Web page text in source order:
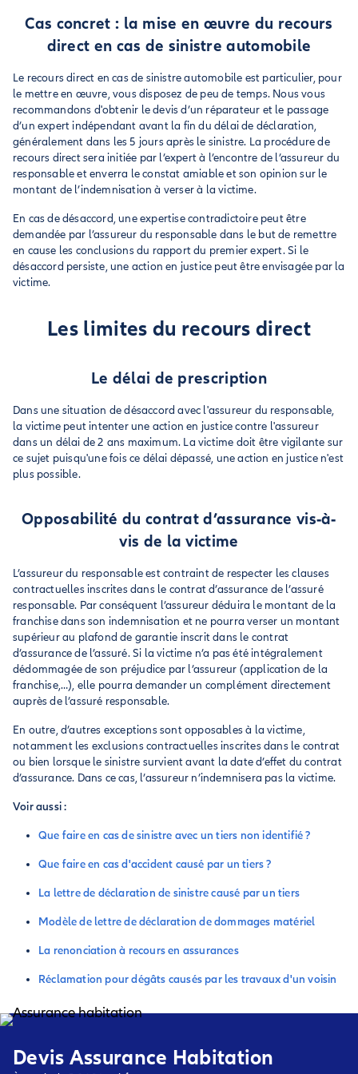
Cas concret : la mise en œuvre du recours
direct en cas de sinistre automobile
Le recours direct en cas de sinistre automobile est particulier, pour
le mettre en œuvre, vous disposez de peu de temps. Nous vous
recommandons d'obtenir le devis d’un réparateur et le passage
d’un expert indépendant avant la fin du délai de déclaration,
généralement dans les 5 jours après le sinistre. La procédure de
recours direct sera initiée par l’expert à l’encontre de l’assureur du
responsable et enverra le constat amiable et son opinion sur le
montant de l’indemnisation à verser à la victime.
En cas de désaccord, une expertise contradictoire peut être
demandée par l’assureur du responsable dans le but de remettre
en cause les conclusions du rapport du premier expert. Si le
désaccord persiste, une action en justice peut être envisagée par la
victime.
Les limites du recours direct
Le délai de prescription
Dans une situation de désaccord avec l'assureur du responsable,
la victime peut intenter une action en justice contre l'assureur
dans un délai de 2 ans maximum. La victime doit être vigilante sur
ce sujet puisqu'une fois ce délai dépassé, une action en justice n'est
plus possible.
Opposabilité du contrat d’assurance vis-à-
vis de la victime
L’assureur du responsable est contraint de respecter les clauses
contractuelles inscrites dans le contrat d’assurance de l’assuré
responsable. Par conséquent l’assureur déduira le montant de la
franchise dans son indemnisation et ne pourra verser un montant
supérieur au plafond de garantie inscrit dans le contrat
d’assurance de l’assuré. Si la victime n’a pas été intégralement
dédommagée de son préjudice par l’assureur (application de la
franchise,…), elle pourra demander un complément directement
auprès de l’assuré responsable.
En outre, d’autres exceptions sont opposables à la victime,
notamment les exclusions contractuelles inscrites dans le contrat
ou bien lorsque le sinistre survient avant la date d’effet du contrat
d’assurance. Dans ce cas, l’assureur n’indemnisera pas la victime.
Voir aussi :
Que faire en cas de sinistre avec un tiers non identifié ?
Que faire en cas d'accident causé par un tiers ?
La lettre de déclaration de sinistre causé par un tiers
Modèle de lettre de déclaration de dommages matériel
La renonciation à recours en assurances
Réclamation pour dégâts causés par les travaux d'un voisin
Devis Assurance Habitation